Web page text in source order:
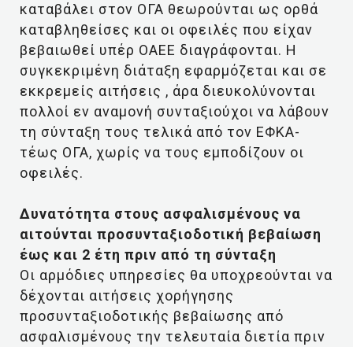
καταβάλει στον ΟΓΑ θεωρούνται ως ορθά
καταβληθείσες και οι οφειλές που είχαν
βεβαιωθεί υπέρ ΟΑΕΕ διαγράφονται. Η
συγκεκριμένη διάταξη εφαρμόζεται και σε
εκκρεμείς αιτήσεις , άρα διευκολύνονται
πολλοί εν αναμονή συνταξιούχοι να λάβουν
τη σύνταξη τους τελικά από τον ΕΦΚΑ-
τέως ΟΓΑ, χωρίς να τους εμποδίζουν οι
οφειλές.
Δυνατότητα στους ασφαλισμένους να
αιτούνται προσυνταξιοδοτική βεβαίωση
έως και 2 έτη πριν από τη σύνταξη
Οι αρμόδιες υπηρεσίες θα υποχρεούνται να
δέχονται αιτήσεις χορήγησης
προσυνταξιοδοτικής βεβαίωσης από
ασφαλισμένους την τελευταία διετία πριν